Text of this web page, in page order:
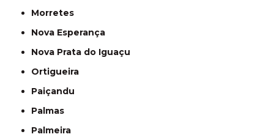
Morretes
Nova Esperança
Nova Prata do Iguaçu
Ortigueira
Paiçandu
Palmas
Palmeira